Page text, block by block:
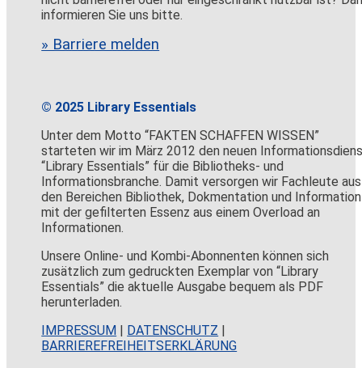
informieren Sie uns bitte.
» Barriere melden
© 2025 Library Essentials
Unter dem Motto “FAKTEN SCHAFFEN WISSEN”
starteten wir im März 2012 den neuen
“Library Essentials” für die Bibliotheks- und
Informationsbranche. Damit versorgen wir Fachleute aus
den Bereichen Bibliothek, Dokmentation und Information
mit der gefilterten Essenz aus einem Overload an
Informationen.
Unsere Online- und Kombi-Abonnenten können sich
zusätzlich zum gedruckten Exemplar von “Library
Essentials” die aktuelle Ausgabe bequem als PDF
herunterladen.
IMPRESSUM
DATENSCHUTZ
BARRIEREFREIHEITSERKLÄRUNG